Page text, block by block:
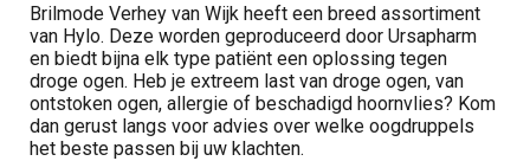
Brilmode Verhey van Wijk heeft een breed assortiment
van Hylo. Deze worden geproduceerd door Ursapharm
en biedt bijna elk type patiënt een oplossing tegen
droge ogen. Heb je extreem last van droge ogen, van
ontstoken ogen, allergie of beschadigd hoornvlies? Kom
dan gerust langs voor advies over welke oogdruppels
het beste passen bij uw klachten.